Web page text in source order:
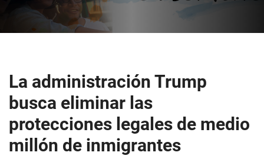
La administración Trump
busca eliminar las
protecciones legales de medio
millón de inmigrantes